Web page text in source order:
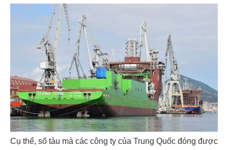
Cụ thể, số tàu mà các công ty của Trung Quốc đóng được